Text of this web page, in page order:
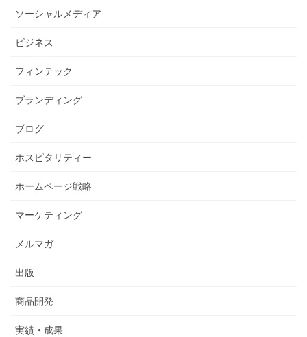
ソーシャルメディア
ビジネス
フィンテック
ブランディング
ブログ
ホスピタリティー
ホームページ戦略
マーケティング
メルマガ
出版
商品開発
実績・成果